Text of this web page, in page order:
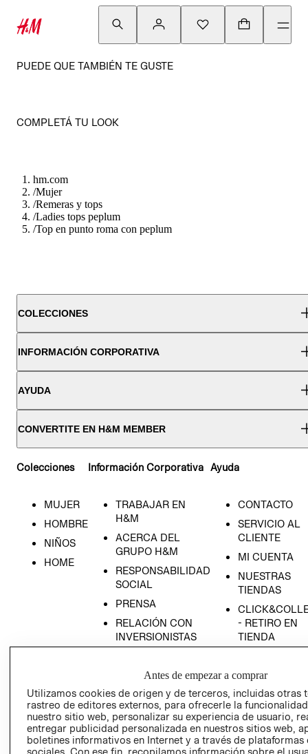
PUEDE QUE TAMBIÉN TE GUSTE
COMPLETÁ TU LOOK
hm.com
/Mujer
/Remeras y tops
/Ladies tops peplum
/Top en punto roma con peplum
COLECCIONES
INFORMACIÓN CORPORATIVA
AYUDA
CONVERTITE EN H&M MEMBER
Colecciones
MUJER
HOMBRE
NIÑOS
HOME
Información Corporativa
TRABAJAR EN
H&M
ACERCA DEL
GRUPO H&M
RESPONSABILIDAD
SOCIAL
PRENSA
RELACIÓN CON
INVERSIONISTAS
EMPRESARIAL
Ayuda
CONTACTO
SERVICIO AL
CLIENTE
MI CUENTA
NUESTRAS
TIENDAS
- RETIRO EN
TIENDA
AVISO DE
PRIVACIDAD
GIFT CARD
AVISO DE
Antes de empezar a comprar
Utilizamos cookies de origen y de terceros, incluidas otras
rastreo de editores externos, para ofrecerle la
nuestro sitio web, personalizar su experiencia de usuario,
entregar publicidad personalizada en nuestros sitios web,
boletines informativos en Internet y a través de plataformas